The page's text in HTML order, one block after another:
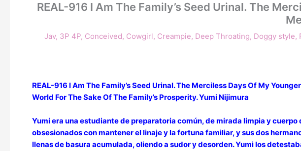
REAL-916 I Am The Family’s Seed Urinal. The
Jav, 3P 4P, Conceived, Cowgirl, Creampie, Deep Throating, Doggy style,
REAL-916 I Am The Family’s Seed Urinal. The Merciless Days Of My
World For The Sake Of The Family’s Prosperity. Yumi Nijimura
Yumi era una estudiante de preparatoria común, de mirada limpia y
obsesionados con mantener el linaje y la fortuna familiar, y sus dos
llenas de basura acumulada, oliendo a sudor y desorden. Yumi los